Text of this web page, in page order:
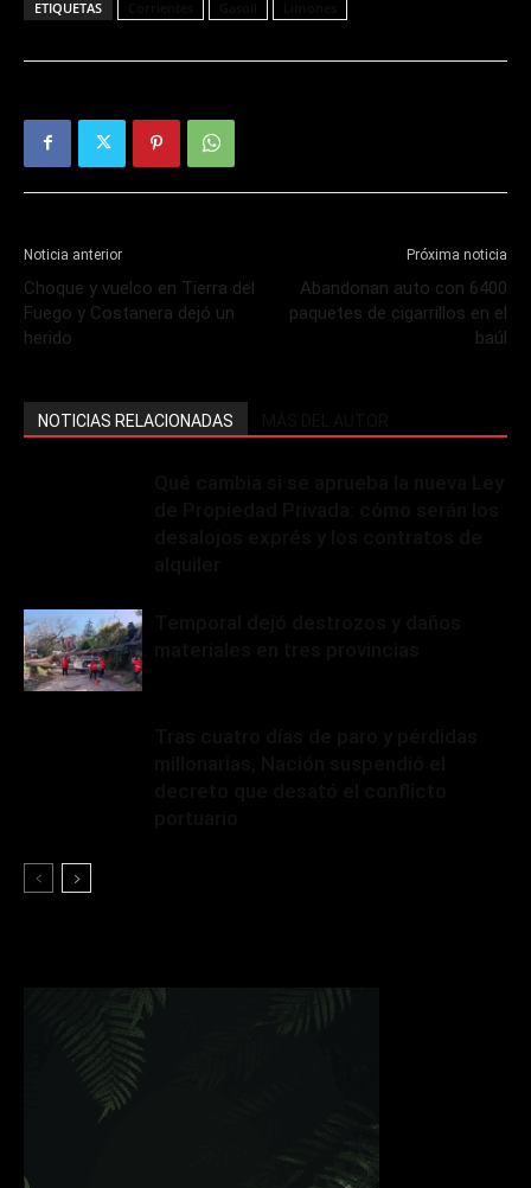
ETIQUETAS
Noticia anterior
Choque y vuelco en Tierra del
Fuego y Costanera dejó un
herido
Próxima noticia
Abandonan auto con 6400
paquetes de cigarrillos en el
baúl
NOTICIAS RELACIONADAS